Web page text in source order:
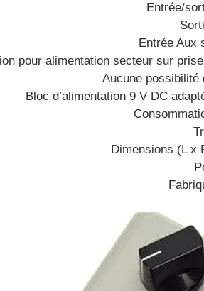
Entrée/
Entrée Aux
pour alimentation secteur sur
Aucune possibilité
Bloc d’alimentation 9 V DC
Dimensions (L x